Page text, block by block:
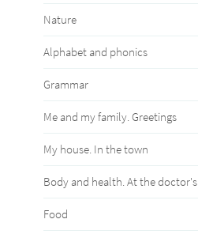
Nature
Alphabet and phonics
Grammar
Me and my family. Greetings
My house. In the town
Body and health. At the doctor's
Food